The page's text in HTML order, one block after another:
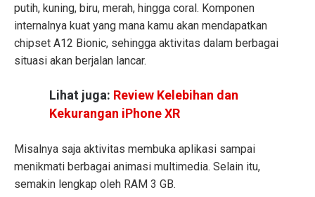
putih, kuning, biru, merah, hingga coral. Komponen
internalnya kuat yang mana kamu akan mendapatkan
chipset A12 Bionic, sehingga aktivitas dalam berbagai
situasi akan berjalan lancar.
Lihat juga: Review Kelebihan dan
Kekurangan iPhone XR
Misalnya saja aktivitas membuka aplikasi sampai
menikmati berbagai animasi multimedia. Selain itu,
semakin lengkap oleh RAM 3 GB.